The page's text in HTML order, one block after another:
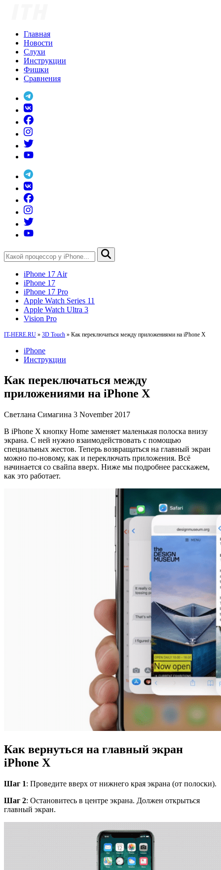
Главная
Новости
Слухи
Инструкции
Фишки
Сравнения
iPhone 17 Air
iPhone 17
iPhone 17 Pro
Apple Watch Series 11
Apple Watch Ultra 3
Vision Pro
IT-HERE.RU » 3D Touch » Как переключаться между приложениями на iPhone X
iPhone
Инструкции
Как переключаться между
приложениями на iPhone X
Светлана Симагина 3 November 2017
В iPhone X кнопку Home заменяет маленькая полоска внизу
экрана. С ней нужно взаимодействовать с помощью
специальных жестов. Теперь возвращаться на главный экран
можно по-новому, как и переключать приложения. Всё
начинается со свайпа вверх. Ниже мы подробнее расскажем,
как это работает.
Как вернуться на главный экран
iPhone X
Шаг 1: Проведите вверх от нижнего края экрана (от полоски).
Шаг 2: Остановитесь в центре экрана. Должен открыться
главный экран.